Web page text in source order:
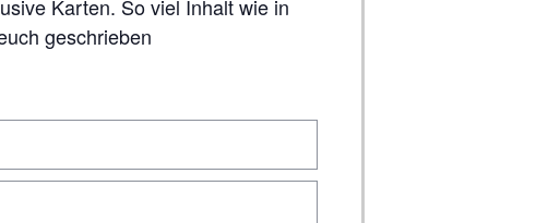
geschrieben